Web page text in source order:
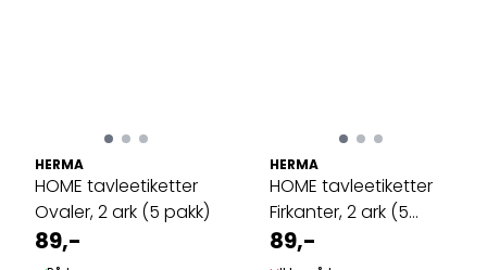
HERMA
HOME tavleetiketter
Ovaler, 2 ark (5 pakk)
89,-
HERMA
HOME tavleetiketter
Firkanter, 2 ark (5
pakk)
89,-